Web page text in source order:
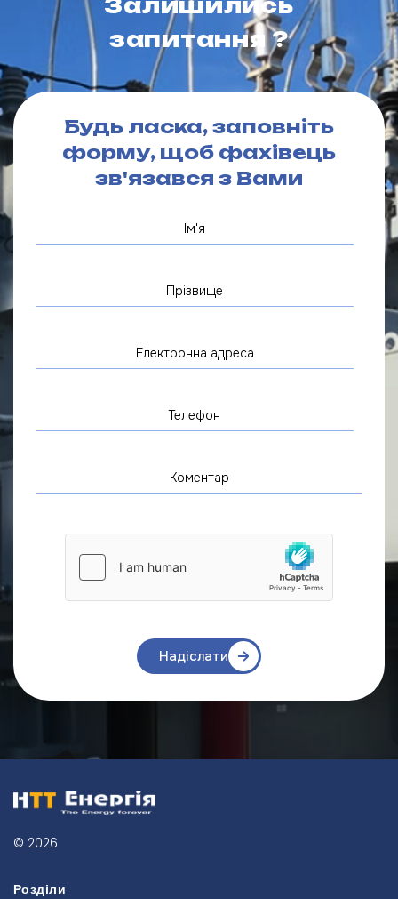
Залишились
запитання ?
Будь ласка, заповніть
форму, щоб фахівець
зв'язався з Вами
Надіслати
© 2026
Розділи